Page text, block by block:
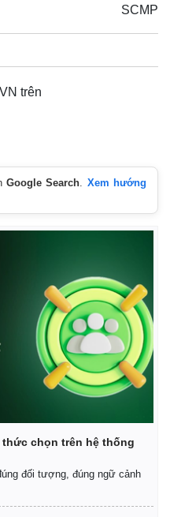
E-Magazine
Infographic
SCMP
trên
Google Search. Xem hướng
chọn trên hệ thống
đối tượng, đúng ngữ cảnh